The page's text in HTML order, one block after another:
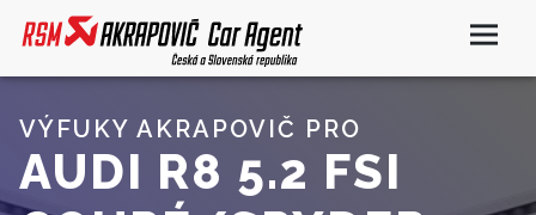
VÝFUKY AKRAPOVIČ PRO
AUDI R8 5.2 FSI